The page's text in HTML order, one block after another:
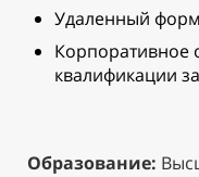
Удаленный
квалификации
Образование: